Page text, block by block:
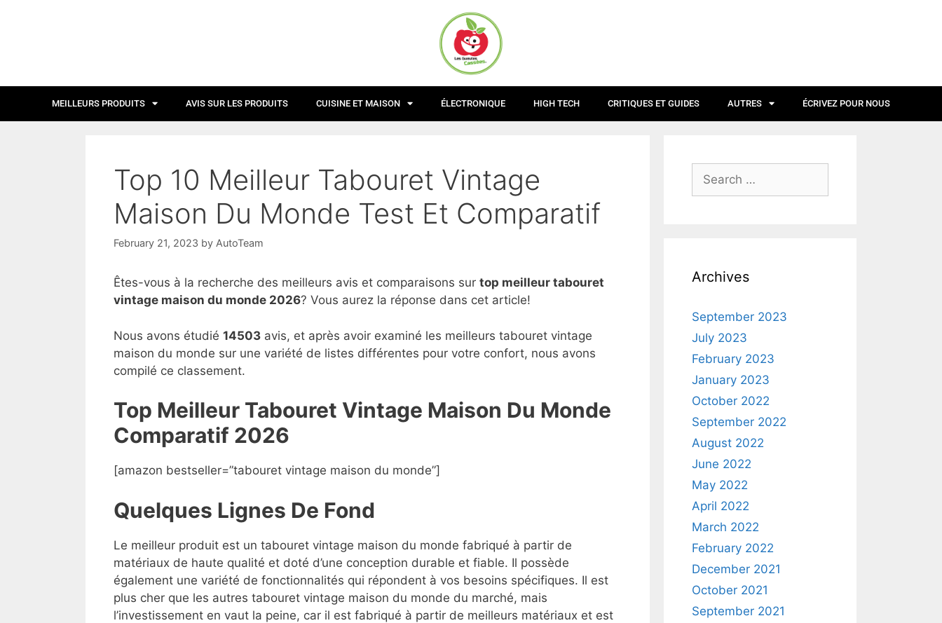
MEILLEURS PRODUITS AVIS SUR LES PRODUITS CUISINE ET MAISON ÉLECTRONIQUE HIGH TECH CRITIQUES ET GUIDES AUTRES ÉCRIVEZ POUR NOUS
Top 10 Meilleur Tabouret Vintage
Maison Du Monde Test Et Comparatif
February 21, 2023 by AutoTeam
Êtes-vous à la recherche des meilleurs avis et comparaisons sur top meilleur tabouret
vintage maison du monde 2026? Vous aurez la réponse dans cet article!
Nous avons étudié 14503 avis, et après avoir examiné les meilleurs tabouret vintage
maison du monde sur une variété de listes différentes pour votre confort, nous avons
compilé ce classement.
Top Meilleur Tabouret Vintage Maison Du Monde
Comparatif 2026
[amazon bestseller=”tabouret vintage maison du monde”]
Quelques Lignes De Fond
Le meilleur produit est un tabouret vintage maison du monde fabriqué à partir de
matériaux de haute qualité et doté d’une conception durable et fiable. Il possède
également une variété de fonctionnalités qui répondent à vos besoins spécifiques. Il est
plus cher que les autres tabouret vintage maison du monde du marché, mais
l’investissement en vaut la peine, car il est fabriqué à partir de meilleurs matériaux et est
Archives
September 2023
July 2023
February 2023
January 2023
October 2022
September 2022
August 2022
June 2022
May 2022
April 2022
March 2022
February 2022
December 2021
October 2021
September 2021